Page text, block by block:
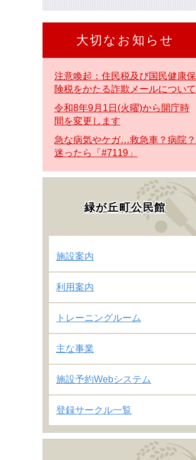
大切なお知らせ
注意喚起：住民税及び国民健康保
険税をかたる詐欺メールについて
令和8年9月1日(火曜)から開庁時
間を変更します
急な病気やケガ…救急車？病院？
迷ったら「#7119」
緑が丘町公民館
施設案内
利用案内
トレーニングルーム
主な事業
施設予約Webシステム
登録サークル一覧